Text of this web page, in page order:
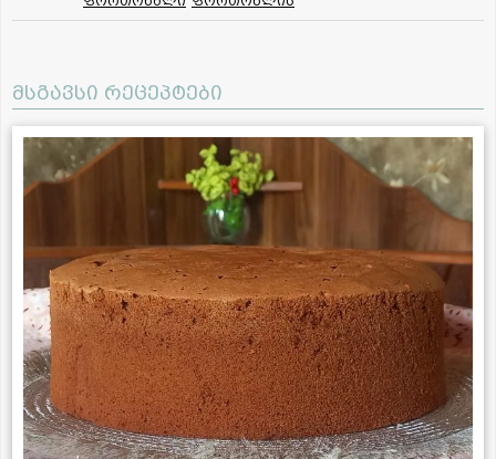
მსგავსი რეცეპტები